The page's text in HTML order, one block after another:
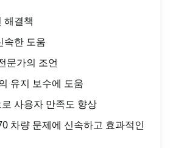
해결책
속한 도움
문가의 조언
유지 보수에 도움
사용자 만족도 향상
차량 문제에 신속하고 효과적인